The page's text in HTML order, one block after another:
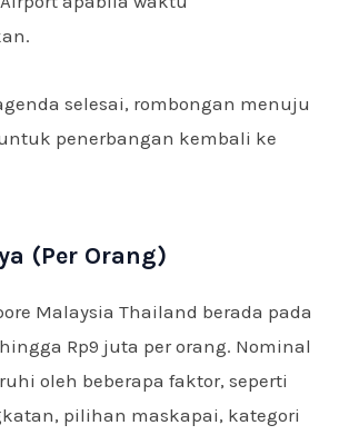
selesai, rombongan menuju
penerbangan kembali ke
(Per Orang)
Malaysia Thailand berada pada
Rp9 juta per orang. Nominal
oleh beberapa faktor, seperti
pilihan maskapai, kategori